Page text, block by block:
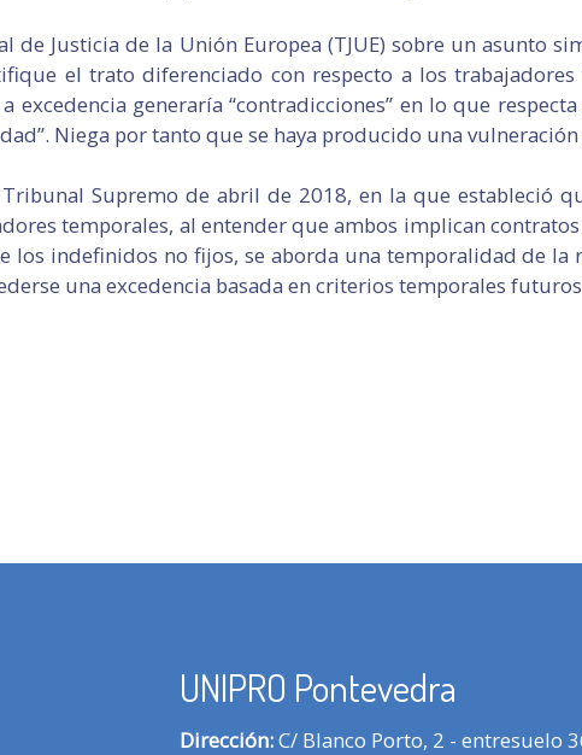
de Justicia de la Unión Europea (TJUE) sobre un asunto
el trato diferenciado con respecto a los trabajadores
excedencia generaría “contradicciones” en lo que
Niega por tanto que se haya producido una
Tribunal Supremo de abril de 2018, en la que estableció
temporales, al entender que ambos implican
los indefinidos no fijos, se aborda una temporalidad de la
una excedencia basada en criterios temporales
UNIPRO Pontevedra
Dirección:C/ Blanco Porto, 2 - entresuelo